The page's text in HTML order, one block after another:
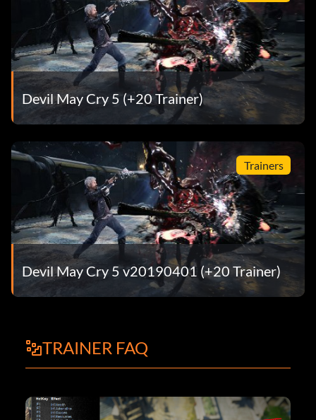
Devil May Cry 5 (+20 Trainer)
Trainers
Devil May Cry 5 v20190401 (+20 Trainer)
TRAINER FAQ